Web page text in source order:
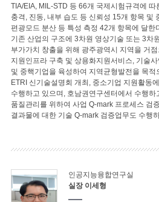
TIA/EIA, MIL-STD 등 66개 국제시험규격에 따
충격, 진동, 내부 습도 등 신뢰성 15개 항목 및
편광모드 분산 등 특성 측정 42개 항목에 달한
기존 산업의 구조에 3차원 영상기술 또는 3차
부가가치 창출을 위해 광주광역시 지역을 거
지원인프라 구축 및 상용화지원서비스, 기술
및 중핵기업을 육성하여 지역균형발전을 목
ETRI 신기술설명회 개최, 중소기업 지원활동
수행하고 있으며, 호남권연구센터에서 수행
품질관리를 위하여 사업 Q-mark 프로세스 검
결과물에 대한 기술 Q-mark 검증업무도 수행
인공지능융합연구실
실장 이세형